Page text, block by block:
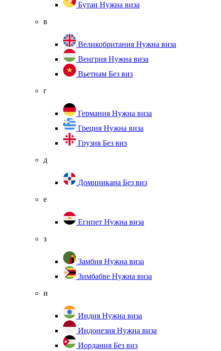
Бутан Нужна виза
в
Великобритания Нужна виза
Венгрия Нужна виза
Вьетнам Без виз
г
Германия Нужна виза
Греция Нужна виза
Грузия Без виз
д
Доминикана Без виз
е
Египет Нужна виза
з
Замбия Нужна виза
Зимбабве Нужна виза
и
Индия Нужна виза
Индонезия Нужна виза
Иордания Без виз